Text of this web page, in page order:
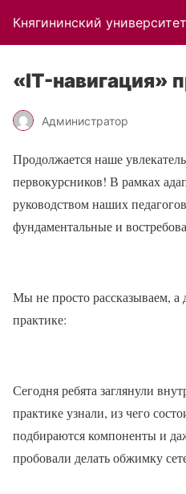
Княгининский университет
«IT-навигация»
Администратор
Продолжается наше
первокурсников! В рамках
руководством наших
фундаментальные и
Мы не просто рассказываем, а
практике:
Сегодня ребята заглянули
практике узнали, из чего
подбираются компоненты и
пробовали делать обжимку